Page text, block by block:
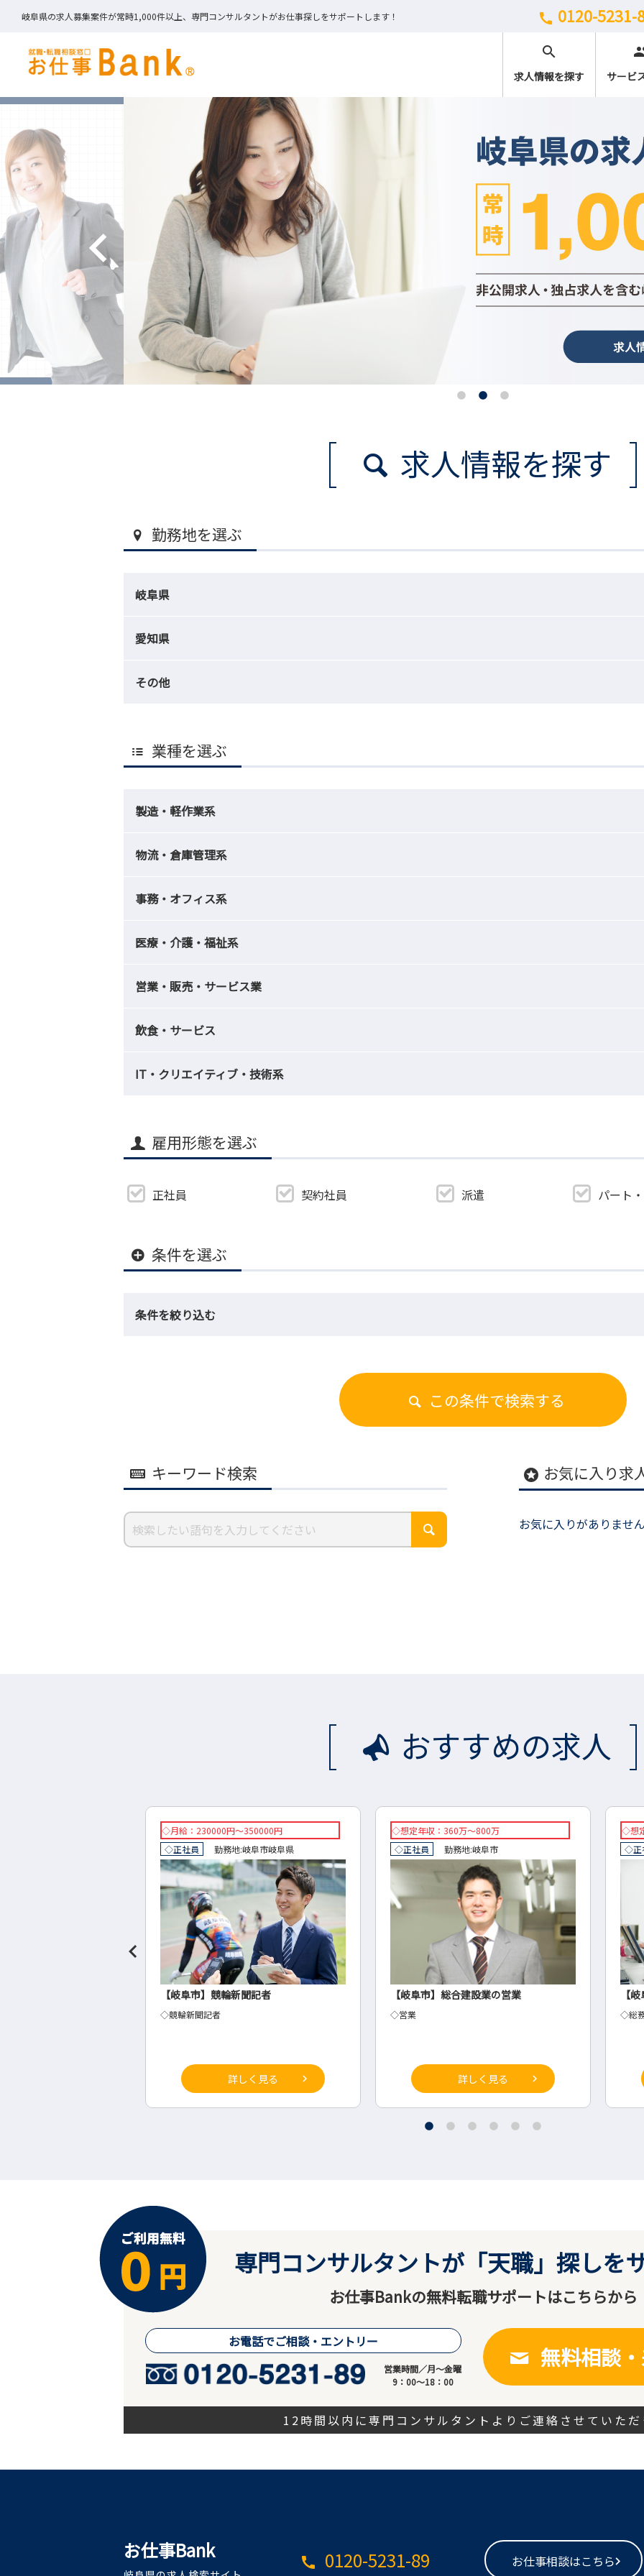
岐阜県の求人募集案件が常時1,000件以上、専門コンサルタントがお仕事探しをサポートします！ call 0120-5231-
search
求人情報を探す サービ
求人情報を探す
勤務地を選ぶ
岐阜県
愛知県
その他
業種を選ぶ
製造・軽作業系
物流・倉庫管理系
事務・オフィス系
医療・介護・福祉系
営業・販売・サービス業
飲食・サービス
IT・クリエイティブ・技術系
雇用形態を選ぶ
正社員 契約社員 派遣 パート
条件を選ぶ
条件を絞り込む
この条件で検索する
キーワード検索 stars お気に入り求
お気に入りがありませ
おすすめの求人
◇月給：230000円～350000円
◇正社員
勤務地:岐阜市岐阜県
【岐阜市】競輪新聞記者
◇競輪新聞記者
詳しく見る
◇想定年収：360万～800万
◇正社員
勤務地:岐阜市
【岐阜市】総合建設業の営業
◇営業
詳しく見る
◇想
◇正
【
◇総
専門コンサルタントが「天職」探しを
お仕事Bankの無料転職サポートはこちらから
お電話でご相談・エントリー
営業時間／月～金曜
9：00～18：00
無料相談
12時間以内に専門コンサルタントよりご連絡させていた
お仕事Bank
call 0120-5231-89 お仕事相談はこちら